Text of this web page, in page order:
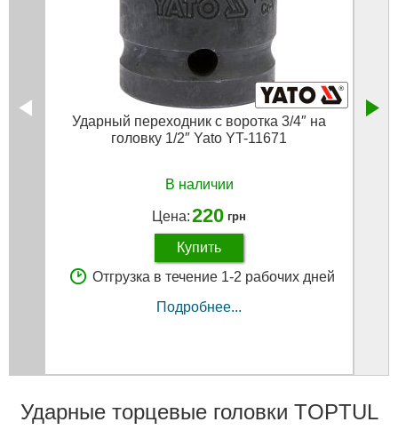
Ударный переходник с воротка 3/4″ на
головку 1/2″ Yato YT-11671
В наличии
Цена:220 грн
Купить
Отгрузка в течение 1-2 рабочих дней
Подробнее...
Ударные торцевые головки TOPTUL